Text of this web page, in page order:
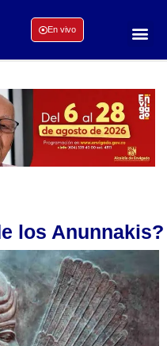
En vivo
los Anunnakis?